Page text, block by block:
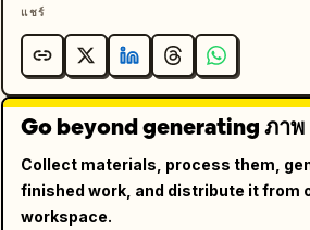
แชร์
Go beyond generating ภาพ
Collect materials, process them,
finished work, and distribute it from
workspace.